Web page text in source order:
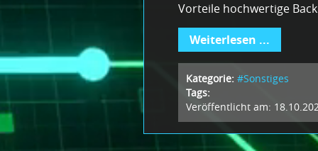
Vorteile hochwertige
Weiterlesen ...
Kategorie: #Sonstiges
Tags:
Veröffentlicht am: